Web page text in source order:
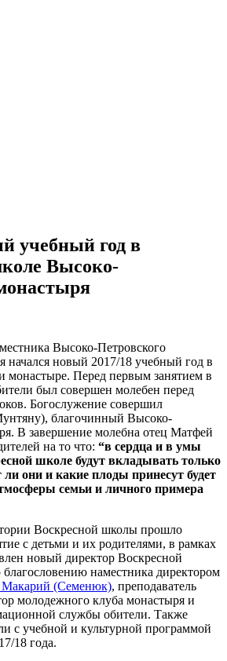
учебный год в
Высоко-
Высоко-Петровского
начался новый 2017/18 учебный год в
монастыре. Перед первым занятием в
был совершен молебен перед
Богослужение совершил
благочинный Высоко-
В завершение молебна отец Матфей
на то что: “в сердца и в умы
школе будут вкладывать только
ли они и какие плоды принесут будет
семьи и личного примера
Воскресной школы прошло
с детьми и их родителями, в рамках
новый директор Воскресной
наместника директором
Макарий (Семенюк), преподаватель
молодежного клуба монастыря и
службы обители. Также
с учебной и культурной программой
18 года.